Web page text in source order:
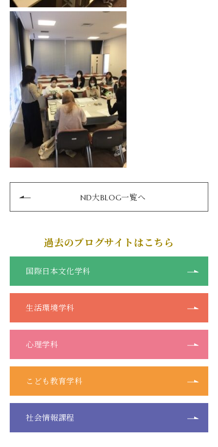
ND大BLOG一覧へ
過去のブログサイトはこちら
国際日本文化学科
生活環境学科
心理学科
こども教育学科
社会情報課程